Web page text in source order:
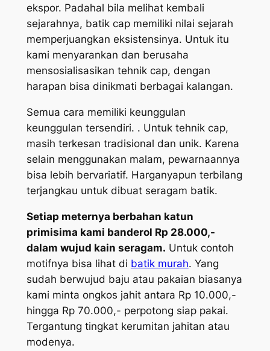
ekspor. Padahal bila melihat kembali
sejarahnya, batik cap memiliki nilai sejarah
memperjuangkan eksistensinya. Untuk itu
kami menyarankan dan berusaha
mensosialisasikan tehnik cap, dengan
harapan bisa dinikmati berbagai kalangan.
Semua cara memiliki keunggulan
keunggulan tersendiri. . Untuk tehnik cap,
masih terkesan tradisional dan unik. Karena
selain menggunakan malam, pewarnaannya
bisa lebih bervariatif. Harganyapun terbilang
terjangkau untuk dibuat seragam batik.
Setiap meternya berbahan katun
primisima kami banderol Rp 28.000,-
dalam wujud kain seragam. Untuk contoh
motifnya bisa lihat di batik murah. Yang
sudah berwujud baju atau pakaian biasanya
kami minta ongkos jahit antara Rp 10.000,-
hingga Rp 70.000,- perpotong siap pakai.
Tergantung tingkat kerumitan jahitan atau
modenya.